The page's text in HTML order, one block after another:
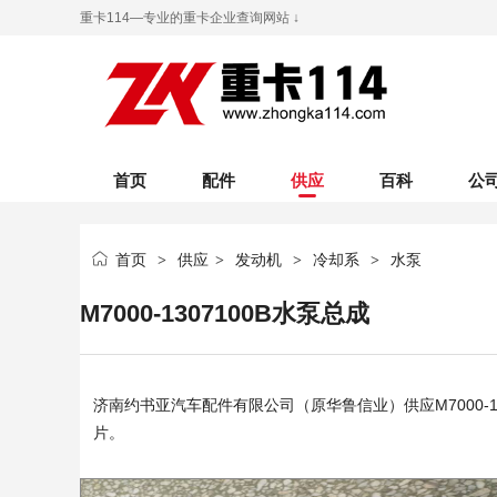
重卡114—专业的重卡企业查询网站 ↓
首页 配件 供应 百科 公
首页 > 供应 > 发动机 > 冷却系 > 水泵
M7000-1307100B水泵总成
济南约书亚汽车配件有限公司（原华鲁信业） 供应M7000-
片。